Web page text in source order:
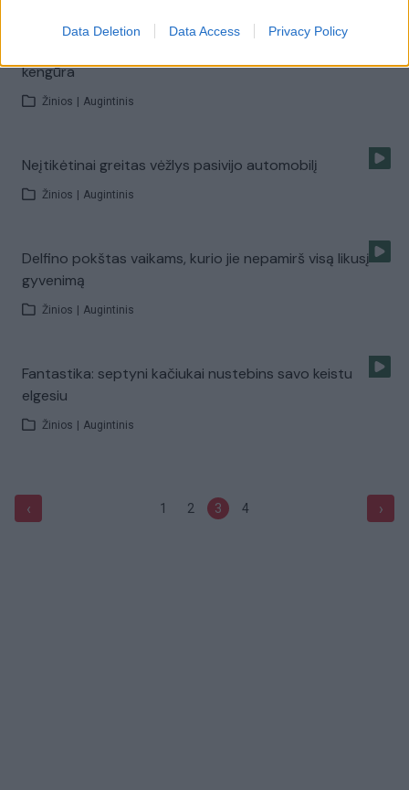
Data Deletion Data Access Privacy Policy
kengūra
Žinios Augintinis
Neįtikėtinai greitas vėžlys pasivijo automobilį
Žinios Augintinis
Delfino pokštas vaikams, kurio jie nepamirš visą likusį
gyvenimą
Žinios Augintinis
Fantastika: septyni kačiukai nustebins savo keistu
elgesiu
Žinios Augintinis
‹ 1 2 3 4 ›